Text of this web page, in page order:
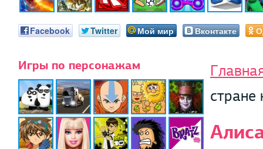
Facebook Twitter Мой мир Вконтакте
Игры по персонажам